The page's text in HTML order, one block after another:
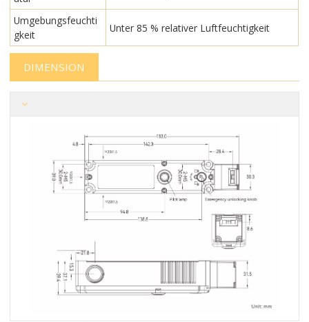
Umgebungsfeuchti
gkeit
Unter 85 % relativer Luftfeuchtigkeit
DIMENSION